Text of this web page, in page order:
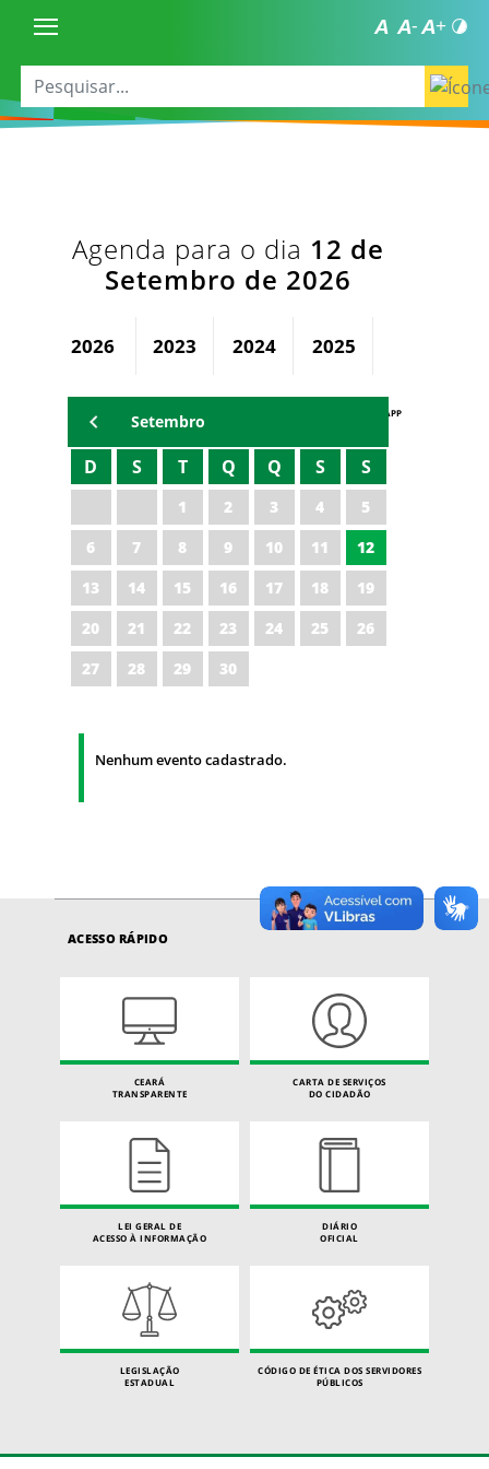
Agenda para o dia 12 de
Setembro de 2026
2026 2023 2024 2025
AGENDA PAPP
Setembro
D S T Q Q S S
1 2 3 4
5
6
7 8 9 10 11
12
13
14 15 16 17 18
19
20
21 22 23 24 25
26
27
28 29 30
Nenhum evento cadastrado.
ACESSO RÁPIDO
CEARÁ
TRANSPARENTE
CARTA DE SERVIÇOS
DO CIDADÃO
LEI GERAL DE
ACESSO À INFORMAÇÃO
DIÁRIO
OFICIAL
LEGISLAÇÃO
ESTADUAL
CÓDIGO DE ÉTICA DOS SERVIDORES
PÚBLICOS